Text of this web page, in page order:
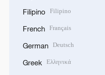
Filipino Filipino
French Français
German Deutsch
Greek Ελληνικά